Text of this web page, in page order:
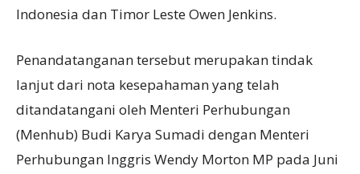
Indonesia dan Timor Leste Owen Jenkins.
Penandatanganan tersebut merupakan tindak
lanjut dari nota kesepahaman yang telah
ditandatangani oleh Menteri Perhubungan
(Menhub) Budi Karya Sumadi dengan Menteri
Perhubungan Inggris Wendy Morton MP pada Juni